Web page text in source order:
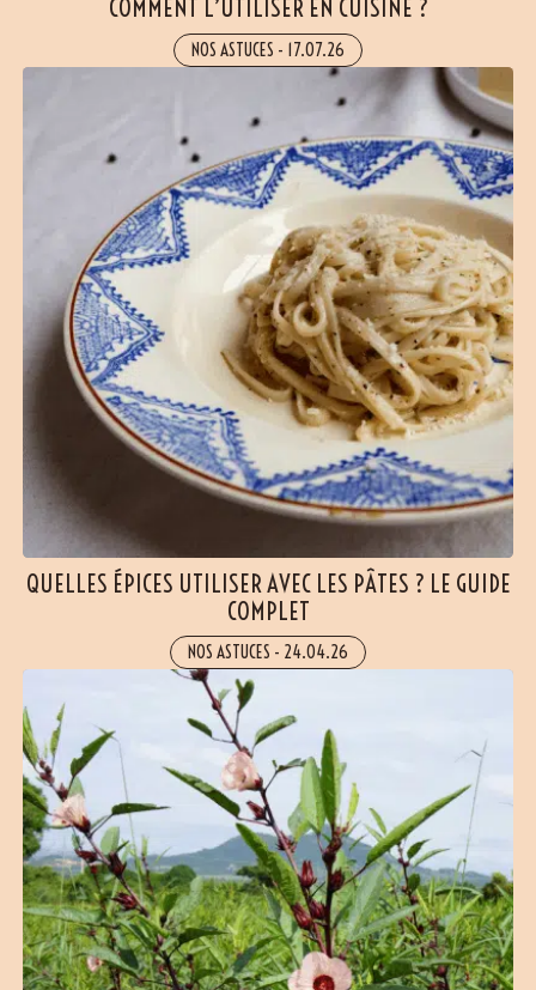
COMMENT L’UTILISER EN CUISINE ?
NOS ASTUCES - 17.07.26
QUELLES ÉPICES UTILISER AVEC LES PÂTES ? LE GUIDE
COMPLET
NOS ASTUCES - 24.04.26